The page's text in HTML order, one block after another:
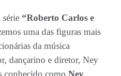
“Roberto Carlos e
uma das figuras mais
da música
dançarino e diretor, Ney
conhecido como Ney